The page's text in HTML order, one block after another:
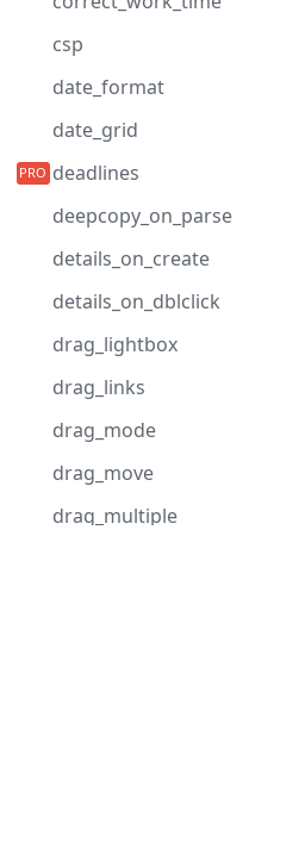
csp
date_format
date_grid
deadlines
deepcopy_on_parse
details_on_create
details_on_dblclick
drag_lightbox
drag_links
drag_mode
drag_move
drag_multiple